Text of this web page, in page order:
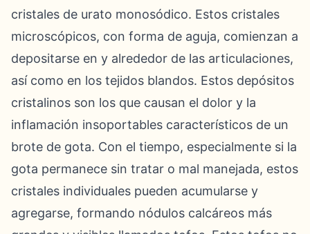
cristales de urato monosódico. Estos cristales
microscópicos, con forma de aguja, comienzan a
depositarse en y alrededor de las articulaciones,
así como en los tejidos blandos. Estos depósitos
cristalinos son los que causan el dolor y la
inflamación insoportables característicos de un
brote de gota. Con el tiempo, especialmente si la
gota permanece sin tratar o mal manejada, estos
cristales individuales pueden acumularse y
agregarse, formando nódulos calcáreos más